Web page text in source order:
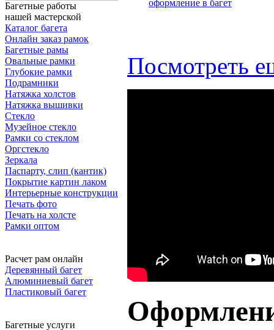
Багетные работы
нашей мастерской
Каталог багета
Онлайн заказ рамок
Багетные рамы
Овальные рамки
Глубокие рамки
Подрамники
Натяжка холстов
Натяжка вышивки
Стекло
Музейное стекло
Рамки со стеклом
Оргстекло
Зеркала
Паспарту, слип (кантик)
Покрытие картин лаком
Интерьерные конструкции
Печать фото
Печать на холсте
Рамки оптом
Расчет рам онлайн
Деревянный багет
Алюминиевый багет
Пластиковый багет
Багетные услуги
Посмотреть